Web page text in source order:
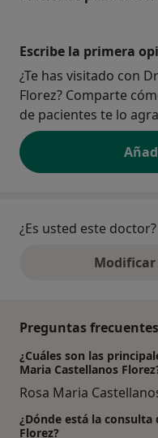
Escribe la primera
¿Te has visitado con
Florez? Comparte
de pacientes te lo
¿Es usted este doctor?
Preguntas frecuentes
¿Cuáles son las
Maria Castellanos
Rosa Maria
¿Dónde está la consulta
Florez?